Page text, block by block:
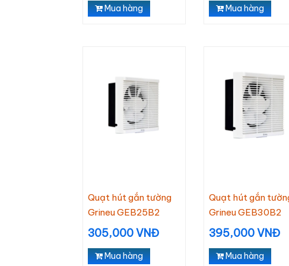
Mua hàng Mua hàng
Quạt hút gắn tường
Grineu GEB25B2
305,000 VNĐ
Mua hàng
Quạt hút gắn
Grineu GEB30B2
395,000 VNĐ
Mua hàng